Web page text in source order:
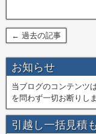
← 過去の記事
お知らせ
当ブログのコンテンツ
を問わず一切お断りしま
引越し一括見積